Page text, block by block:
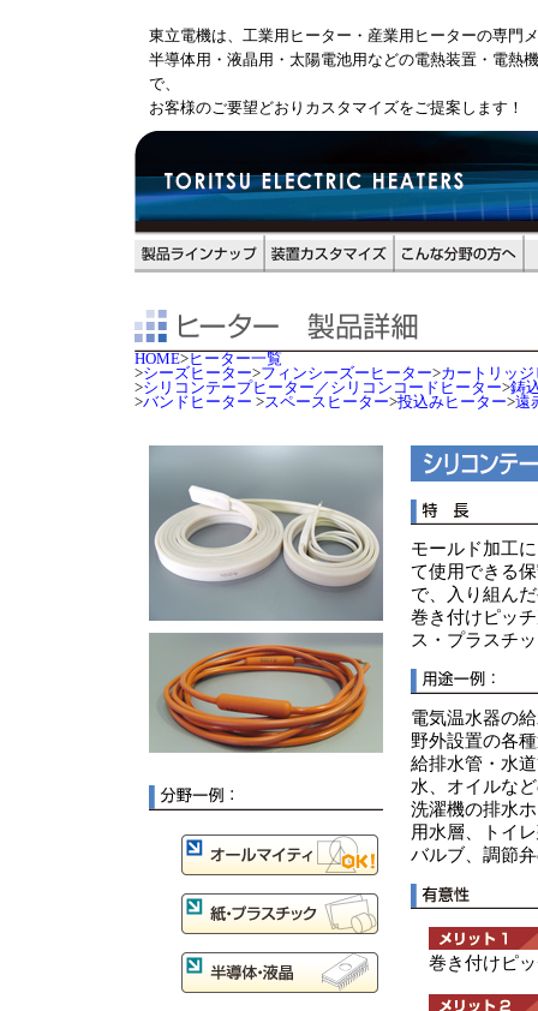
東立電機は、工業用ヒーター・産業用ヒーターの専門
半導体用・液晶用・太陽電池用などの電熱装置・電熱
で、
お客様のご要望どおりカスタマイズをご提案します！
HOME>ヒーター一覧
>シーズヒーター>フィンシーズーヒーター>カートリッ
>シリコンテープヒーター／シリコンコードヒーター>鋳
>バンドヒーター >スペースヒーター>投込みヒーター>遠
モールド加工
て使用できる
で、入り組ん
巻き付けピッ
ス・プラスチ
電気温水器の
野外設置の各
給排水管・水
水、オイルな
洗濯機の排水
用水層、トイ
バルブ、調節
巻き付けピ